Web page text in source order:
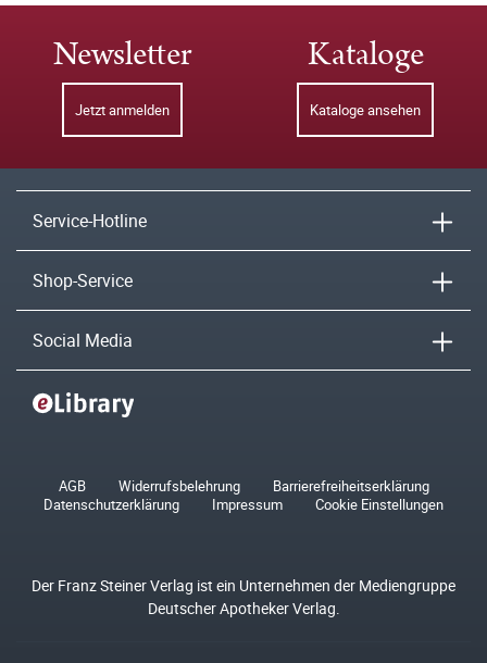
Newsletter
Jetzt anmelden
Kataloge
Kataloge ansehen
Service-Hotline
Shop-Service
Social Media
AGB Widerrufsbelehrung
Barrierefreiheitserklärung
Datenschutzerklärung
Impressum Cookie Einstellungen
Der Franz Steiner Verlag ist ein Unternehmen der Mediengruppe
Deutscher Apotheker Verlag.